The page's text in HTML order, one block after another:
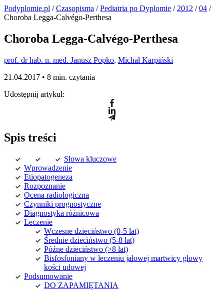
Podyplomie.pl /Czasopisma /Pediatria po Dyplomie / 2012 /04 /
Choroba Legga-Calvégo-Perthesa
Choroba Legga-Calvégo-Perthesa
prof. dr hab. n. med. Janusz Popko, Michał Karpiński
21.04.2017 • 8 min. czytania
Udostępnij artykuł:
Spis treści
Słowa kluczowe
Wprowadzenie
Etiopatogeneza
Rozpoznanie
Ocena radiologiczna
Czynniki prognostyczne
Diagnostyka różnicowa
Leczenie
Wczesne dzieciństwo (0-5 lat)
Średnie dzieciństwo (5-8 lat)
Późne dzieciństwo (>8 lat)
Bisfosfoniany w leczeniu jałowej martwicy głowy
kości udowej
Podsumowanie
DO ZAPAMIĘTANIA